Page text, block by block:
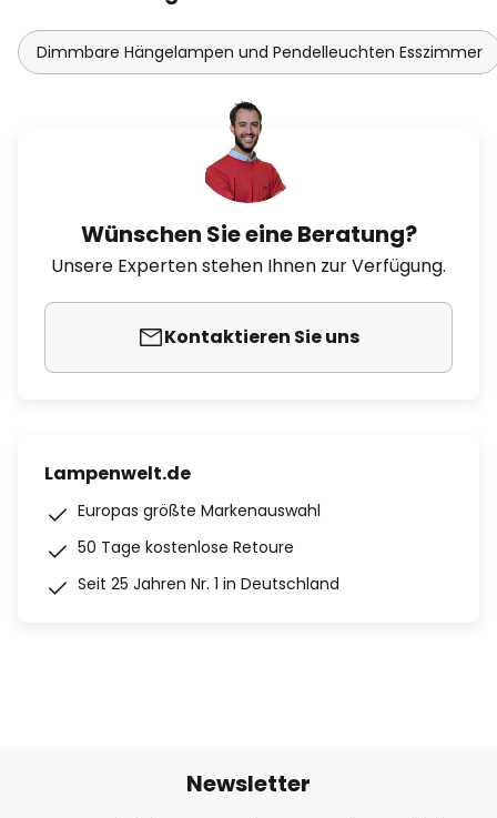
Dimmbare Hängelampen und Pendelleuchten Esszimmer
Wünschen Sie eine Beratung?
Unsere Experten stehen Ihnen zur Verfügung.
Kontaktieren Sie uns
Lampenwelt.de
Europas größte Markenauswahl
50 Tage kostenlose Retoure
Seit 25 Jahren Nr. 1 in Deutschland
Newsletter